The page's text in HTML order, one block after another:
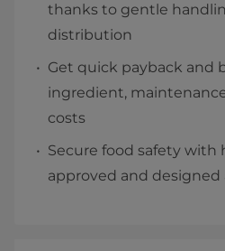
thanks to gentle
distribution
Get quick payback and
ingredient,
costs
Secure food safety with
approved and designed